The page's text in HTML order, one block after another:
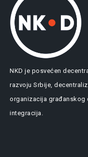
NKD je posvećen
razvoju Srbije,
organizacija građanskog
integracija.